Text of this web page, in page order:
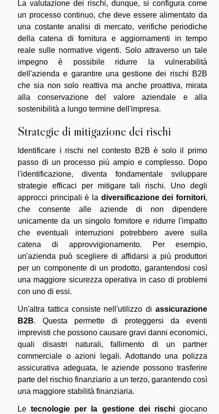
La valutazione dei rischi, dunque, si configura come
un processo continuo, che deve essere alimentato da
una costante analisi di mercato, verifiche periodiche
della catena di fornitura e aggiornamenti in tempo
reale sulle normative vigenti. Solo attraverso un tale
impegno è possibile ridurre la vulnerabilità
dell'azienda e garantire una gestione dei rischi B2B
che sia non solo reattiva ma anche proattiva, mirata
alla conservazione del valore aziendale e alla
sostenibilità a lungo termine dell'impresa.
Strategie di mitigazione dei rischi
Identificare i rischi nel contesto B2B è solo il primo
passo di un processo più ampio e complesso. Dopo
l'identificazione, diventa fondamentale sviluppare
strategie efficaci per mitigare tali rischi. Uno degli
approcci principali è la diversificazione dei fornitori,
che consente alle aziende di non dipendere
unicamente da un singolo fornitore e ridurre l'impatto
che eventuali interruzioni potrebbero avere sulla
catena di approvvigionamento. Per esempio,
un'azienda può scegliere di affidarsi a più produttori
per un componente di un prodotto, garantendosi così
una maggiore sicurezza operativa in caso di problemi
con uno di essi.
Un'altra tattica consiste nell'utilizzo di assicurazione
B2B. Questa permette di proteggersi da eventi
imprevisti che possono causare gravi danni economici,
quali disastri naturali, fallimento di un partner
commerciale o azioni legali. Adottando una polizza
assicurativa adeguata, le aziende possono trasferire
parte del rischio finanziario a un terzo, garantendo così
una maggiore stabilità finanziaria.
Letecnologie per la gestione dei rischigiocano